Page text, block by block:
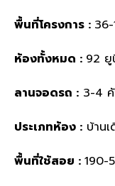
พื้นที่โครงการ : 36-
ห้องทั้งหมด : 92
ลานจอดรถ : 3-4
ประเภทห้อง : บ้าน
พื้นที่ใช้สอย : 190-